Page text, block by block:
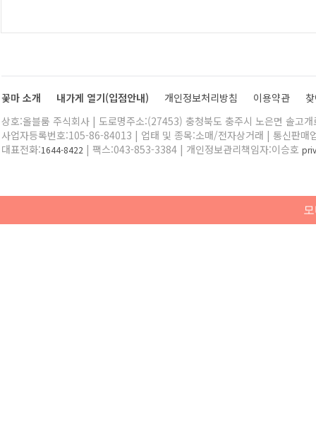
꽃마 소개 내가게 열기(입점안내) 개인정보처리방침 이용약관
상호:올블룸 주식회사 | 도로명주소:(27453) 충청북도 충주시 노은면 솔고
사업자등록번호:105-86-84013 | 업태 및 종목:소매/전자상거래 | 통신판매
대표전화:1644-8422 | 팩스:043-853-3384 | 개인정보관리책임자:이승호